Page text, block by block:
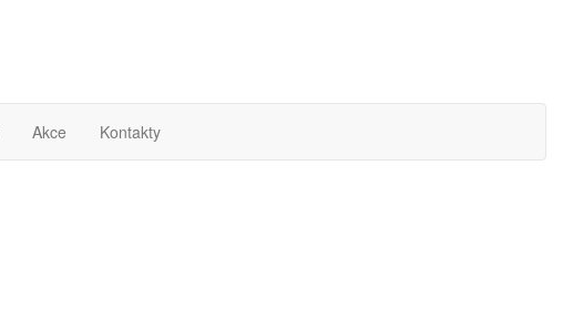
Akce Kontakty